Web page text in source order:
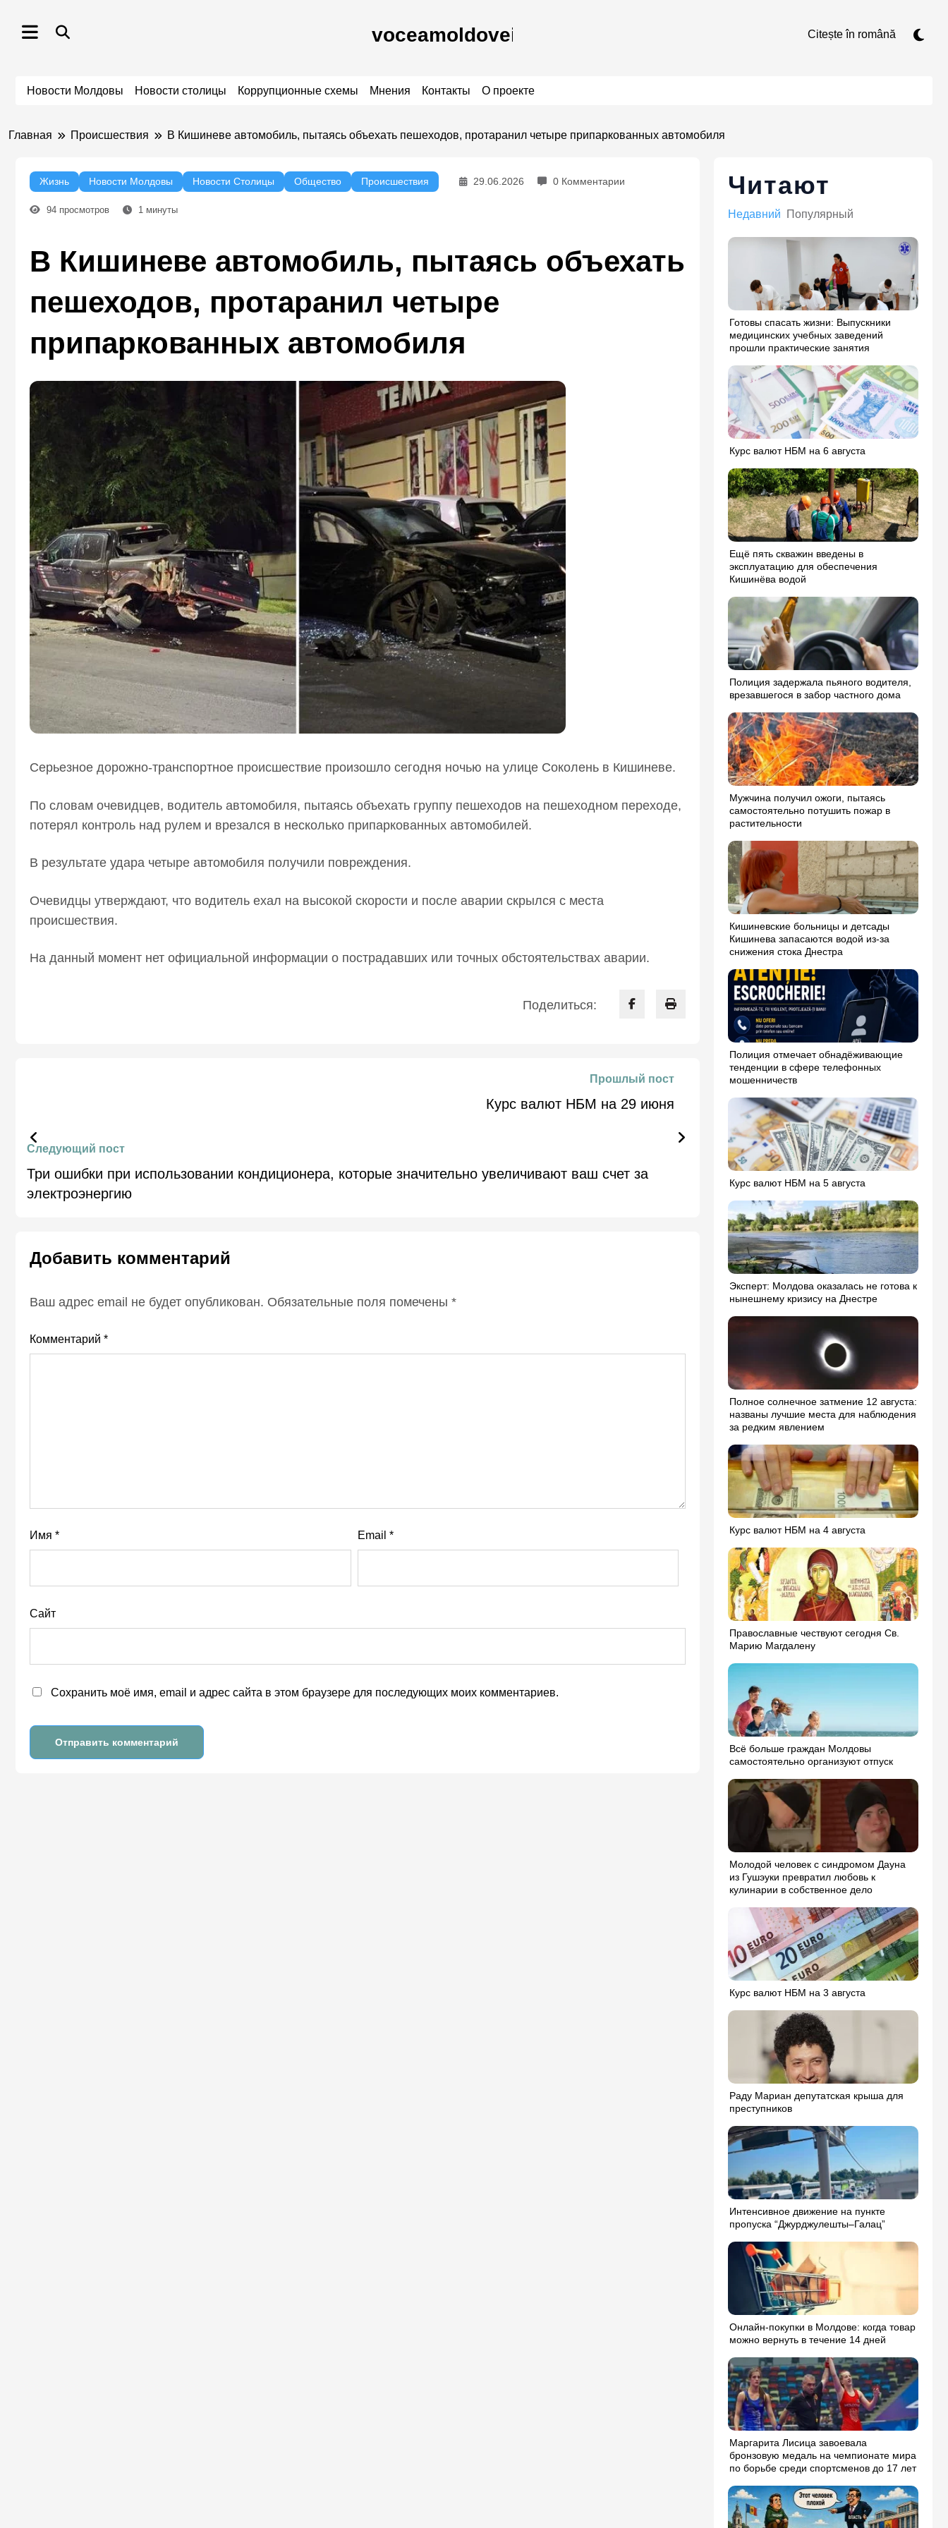
содержимому
Citește în română
Новости Молдовы Новости столицы Коррупционные схемы Мнения Контакты О проекте
Главная Происшествия В Кишиневе автомобиль, пытаясь объехать пешеходов, протаранил четыре припаркованных автомобиля
Жизнь Новости Молдовы Новости Столицы Общество Происшествия 29.06.2026 0 Комментарии
94 просмотров 1 минуты
В Кишиневе автомобиль, пытаясь объехать
пешеходов, протаранил четыре
припаркованных автомобиля
Серьезное дорожно-транспортное происшествие произошло сегодня ночью на улице Соколень в Кишиневе.
По словам очевидцев, водитель автомобиля, пытаясь объехать группу пешеходов на пешеходном переходе,
потерял контроль над рулем и врезался в несколько припаркованных автомобилей.
В результате удара четыре автомобиля получили повреждения.
Очевидцы утверждают, что водитель ехал на высокой скорости и после аварии скрылся с места
происшествия.
На данный момент нет официальной информации о пострадавших или точных обстоятельствах аварии.
Поделиться:
Прошлый пост
Курс валют НБМ на 29 июня
Следующий пост
Три ошибки при использовании кондиционера, которые значительно увеличивают ваш счет за
электроэнергию
Добавить комментарий
Ваш адрес email не будет опубликован. Обязательные поля помечены *
Комментарий *
Имя * Email *
Сайт
Сохранить моё имя, email и адрес сайта в этом браузере для последующих моих комментариев.
Читают
Недавний Популярный
Готовы спасать жизни: Выпускники
медицинских учебных заведений
прошли практические занятия
Курс валют НБМ на 6 августа
Ещё пять скважин введены в
эксплуатацию для обеспечения
Кишинёва водой
Полиция задержала пьяного водителя,
врезавшегося в забор частного дома
Мужчина получил ожоги, пытаясь
самостоятельно потушить пожар в
растительности
Кишиневские больницы и детсады
Кишинева запасаются водой из-за
снижения стока Днестра
Полиция отмечает обнадёживающие
тенденции в сфере телефонных
мошенничеств
Курс валют НБМ на 5 августа
Эксперт: Молдова оказалась не готова к
нынешнему кризису на Днестре
Полное солнечное затмение 12 августа:
названы лучшие места для наблюдения
за редким явлением
Курс валют НБМ на 4 августа
Православные чествуют сегодня Св.
Марию Магдалену
Всё больше граждан Молдовы
самостоятельно организуют отпуск
Молодой человек с синдромом Дауна
из Гушэуки превратил любовь к
кулинарии в собственное дело
Курс валют НБМ на 3 августа
Раду Мариан депутатская крыша для
преступников
Интенсивное движение на пункте
пропуска “Джурджулешты–Галац”
Онлайн-покупки в Молдове: когда товар
можно вернуть в течение 14 дней
Маргарита Лисица завоевала
бронзовую медаль на чемпионате мира
по борьбе среди спортсменов до 17 лет